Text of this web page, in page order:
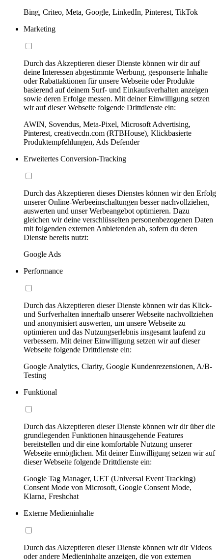
Bing, Criteo, Meta, Google, LinkedIn, Pinterest, TikTok
Marketing
Durch das Akzeptieren dieser Dienste können wir dir auf
deine Interessen abgestimmte Werbung, gesponserte Inhalte
oder Rabattaktionen für unsere Webseite oder Produkte
basierend auf deinem Surf- und Einkaufsverhalten anzeigen
sowie deren Erfolge messen. Mit deiner Einwilligung setzen
wir auf dieser Webseite folgende Drittdienste ein:
AWIN, Sovendus, Meta-Pixel, Microsoft Advertising,
Pinterest, creativecdn.com (RTBHouse), Klickbasierte
Produktempfehlungen, Ads Defender
Erweitertes Conversion-Tracking
Durch das Akzeptieren dieses Dienstes können wir den Erfolg
unserer Online-Werbeeinschaltungen besser nachvollziehen,
auswerten und unser Werbeangebot optimieren. Dazu
gleichen wir deine verschlüsselten personenbezogenen Daten
mit folgenden externen Anbietenden ab, sofern du deren
Dienste bereits nutzt:
Google Ads
Performance
Durch das Akzeptieren dieser Dienste können wir das Klick-
und Surfverhalten innerhalb unserer Webseite nachvollziehen
und anonymisiert auswerten, um unsere Webseite zu
optimieren und das Nutzungserlebnis insgesamt laufend zu
verbessern. Mit deiner Einwilligung setzen wir auf dieser
Webseite folgende Drittdienste ein:
Google Analytics, Clarity, Google Kundenrezensionen, A/B-
Testing
Funktional
Durch das Akzeptieren dieser Dienste können wir dir über die
grundlegenden Funktionen hinausgehende Features
bereitstellen und dir eine komfortable Nutzung unserer
Webseite ermöglichen. Mit deiner Einwilligung setzen wir auf
dieser Webseite folgende Drittdienste ein:
Google Tag Manager, UET (Universal Event Tracking)
Consent Mode von Microsoft, Google Consent Mode,
Klarna, Freshchat
Externe Medieninhalte
Durch das Akzeptieren dieser Dienste können wir dir Videos
oder andere Medieninhalte anzeigen, die von externen